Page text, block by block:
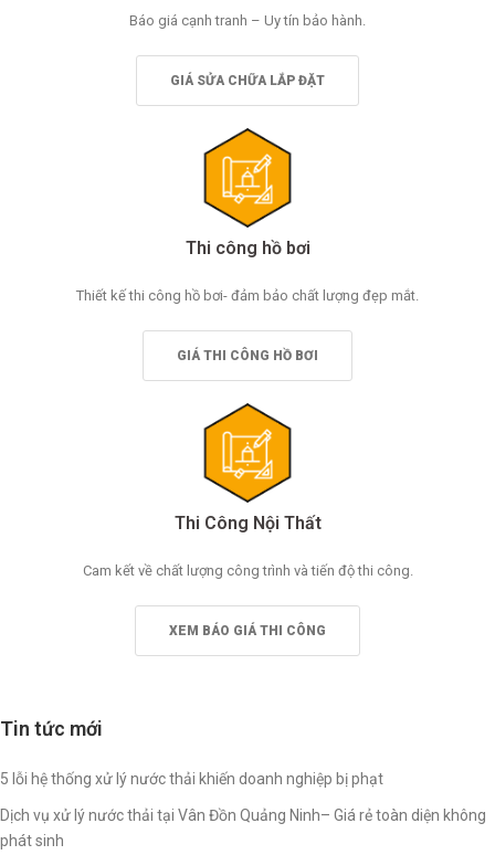
Báo giá cạnh tranh – Uy tín bảo hành.
GIÁ SỬA CHỮA LẮP ĐẶT
Thi công hồ bơi
Thiết kế thi công hồ bơi- đảm bảo chất lượng đẹp mắt.
GIÁ THI CÔNG HỒ BƠI
Thi Công Nội Thất
Cam kết về chất lượng công trình và tiến độ thi công.
XEM BÁO GIÁ THI CÔNG
Tin tức mới
5 lỗi hệ thống xử lý nước thải khiến doanh nghiệp bị phạt
Dịch vụ xử lý nước thải tại Vân Đồn Quảng Ninh– Giá rẻ toàn diện không
phát sinh